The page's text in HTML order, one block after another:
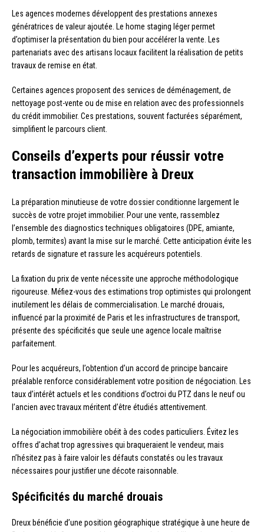
Les agences modernes développent des prestations annexes
génératrices de valeur ajoutée. Le home staging léger permet
d’optimiser la présentation du bien pour accélérer la vente. Les
partenariats avec des artisans locaux facilitent la réalisation de petits
travaux de remise en état.
Certaines agences proposent des services de déménagement, de
nettoyage post-vente ou de mise en relation avec des professionnels
du crédit immobilier. Ces prestations, souvent facturées séparément,
simplifient le parcours client.
Conseils d’experts pour réussir votre
transaction immobilière à Dreux
La préparation minutieuse de votre dossier conditionne largement le
succès de votre projet immobilier. Pour une vente, rassemblez
l’ensemble des diagnostics techniques obligatoires (DPE, amiante,
plomb, termites) avant la mise sur le marché. Cette anticipation évite les
retards de signature et rassure les acquéreurs potentiels.
La fixation du prix de vente nécessite une approche méthodologique
rigoureuse. Méfiez-vous des estimations trop optimistes qui prolongent
inutilement les délais de commercialisation. Le marché drouais,
influencé par la proximité de Paris et les infrastructures de transport,
présente des spécificités que seule une agence locale maîtrise
parfaitement.
Pour les acquéreurs, l’obtention d’un accord de principe bancaire
préalable renforce considérablement votre position de négociation. Les
taux d’intérêt actuels et les conditions d’octroi du PTZ dans le neuf ou
l’ancien avec travaux méritent d’être étudiés attentivement.
La négociation immobilière obéit à des codes particuliers. Évitez les
offres d’achat trop agressives qui braqueraient le vendeur, mais
n’hésitez pas à faire valoir les défauts constatés ou les travaux
nécessaires pour justifier une décote raisonnable.
Spécificités du marché drouais
Dreux bénéficie d’une position géographique stratégique à une heure de